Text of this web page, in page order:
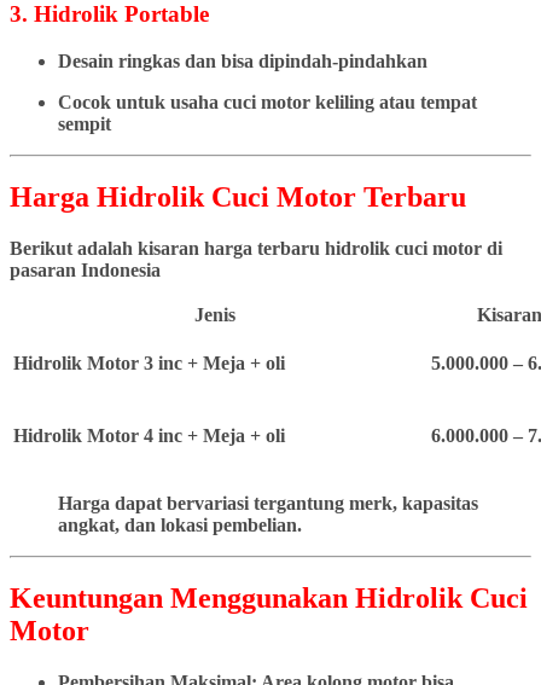
3. Hidrolik Portable
Desain ringkas dan bisa dipindah-pindahkan
Cocok untuk usaha cuci motor keliling atau tempat
sempit
Harga Hidrolik Cuci Motor Terbaru
Berikut adalah kisaran harga terbaru hidrolik cuci motor di
pasaran Indonesia
Jenis
Hidrolik Motor 3 inc + Meja + oli 5.000.000 –
Hidrolik Motor 4 inc + Meja + oli 6.000.000 –
Harga dapat bervariasi tergantung merk, kapasitas
angkat, dan lokasi pembelian.
Keuntungan Menggunakan Hidrolik Cuci
Motor